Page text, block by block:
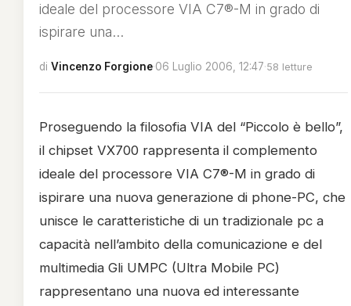
ideale del processore VIA C7®-M in grado di
ispirare una...
di Vincenzo Forgione·06 Luglio 2006, 12:47·58 letture
Proseguendo la filosofia VIA del “Piccolo è bello”,
il chipset VX700 rappresenta il complemento
ideale del processore VIA C7®-M in grado di
ispirare una nuova generazione di phone-PC, che
unisce le caratteristiche di un tradizionale pc a
capacità nell’ambito della comunicazione e del
multimedia Gli UMPC (Ultra Mobile PC)
rappresentano una nuova ed interessante